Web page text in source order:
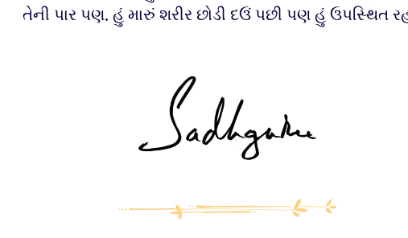
તેની પાર પણ. હું મારું શરીર છોડી દઉં પછી પણ હું ઉપસ્થિત